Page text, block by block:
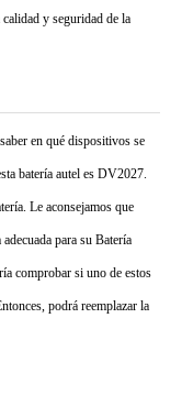
calidad y seguridad de la
en qué dispositivos se
batería autel es DV2027.
Le aconsejamos que
para su Batería
comprobar si uno de estos
podrá reemplazar la